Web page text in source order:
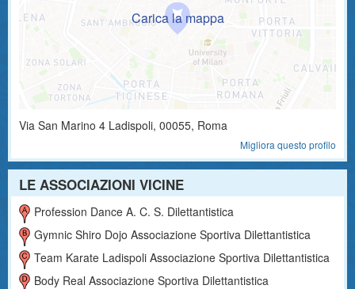
Via San Marino 4 Ladispoli, 00055, Roma
Migliora questo profilo
LE ASSOCIAZIONI VICINE
Profession Dance A. C. S. Dilettantistica
Gymnic Shiro Dojo Associazione Sportiva Dilettantistica
Team Karate Ladispoli Associazione Sportiva Dilettantistica
Body Real Associazione Sportiva Dilettantistica